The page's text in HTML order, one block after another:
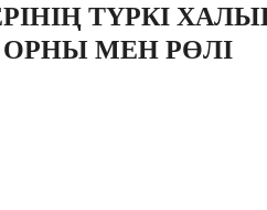
ТҮРКІ
МЕН РӨЛІ